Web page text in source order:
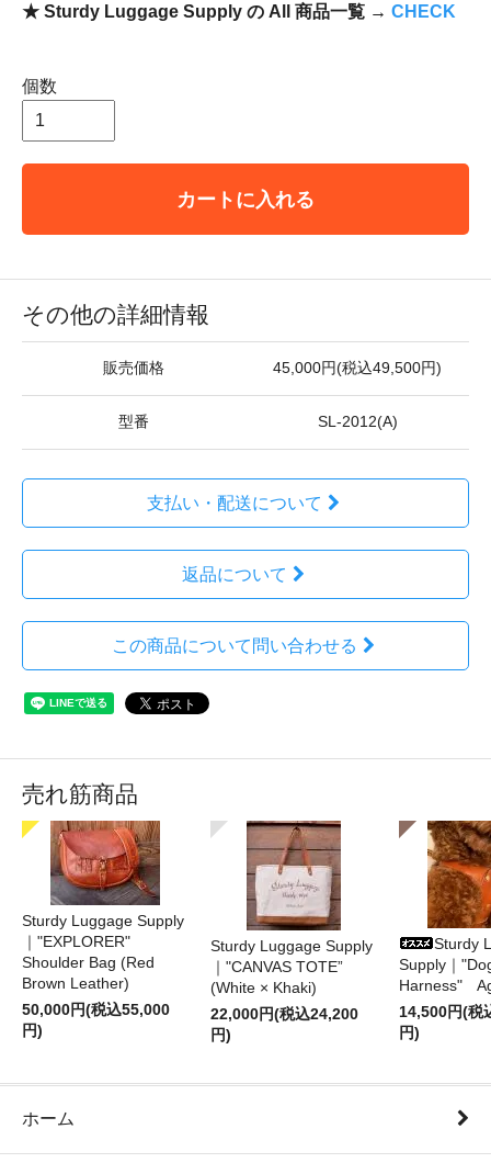
★ Sturdy Luggage Supply の All 商品一覧 → CHECK
個数
カートに入れる
その他の詳細情報
販売価格 45,000円(税込49,500円)
型番 SL-2012(A)
支払い・配送について
返品について
この商品について問い合わせる
売れ筋商品
Sturdy Luggage Supply
｜"EXPLORER"
Shoulder Bag (Red
Brown Leather)
50,000円(税込55,000
円)
Sturdy Luggage Supply
｜"CANVAS TOTE”
(White × Khaki)
22,000円(税込24,200
円)
Sturdy
Supply｜
Harness"
14,500円(税
円)
ホーム